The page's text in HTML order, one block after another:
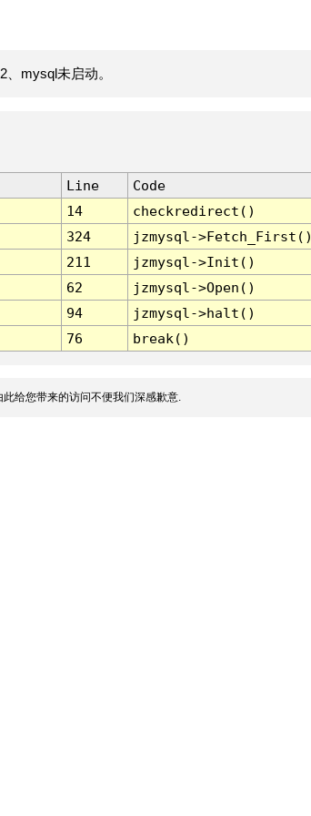
mysql未启动。
Line
Code
14
checkredirect()
324
jzmysql-
211
jzmysql->Init()
62
jzmysql->Open()
94
jzmysql->halt()
76 break()
给您带来的访问不便我们深感歉意.